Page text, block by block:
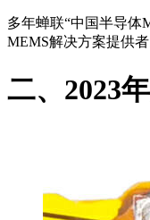
多年蝉联“中国半导体
MEMS解决方案提供者
二、2023